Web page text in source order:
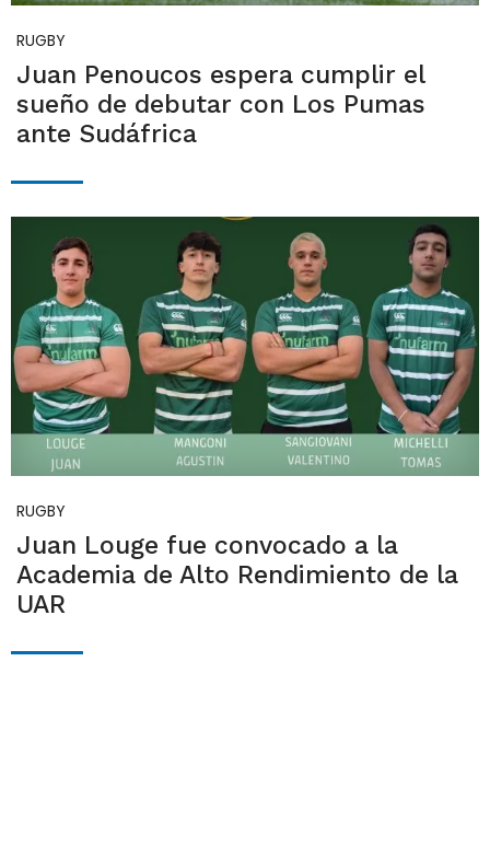
RUGBY
Juan Penoucos espera cumplir el
sueño de debutar con Los Pumas
ante Sudáfrica
RUGBY
Juan Louge fue convocado a la
Academia de Alto Rendimiento de la
UAR